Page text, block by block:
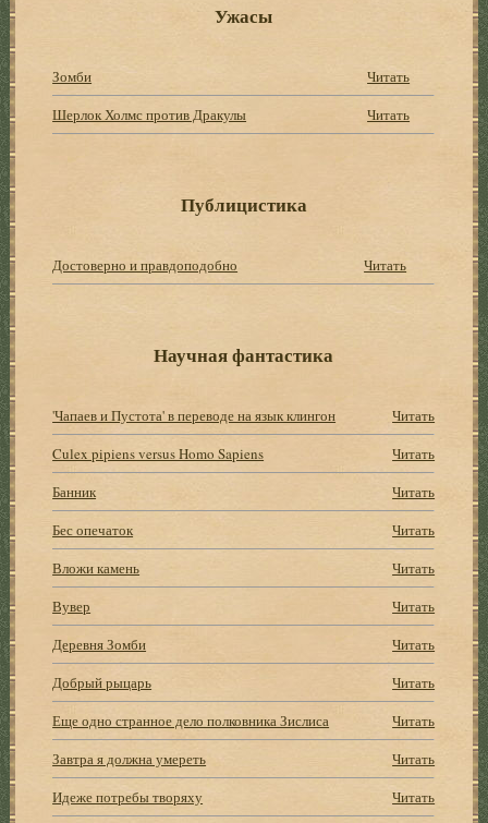
Ужасы
Зомби
Читать
Шерлок Холмс против Дракулы
Читать
Публицистика
Достоверно и правдоподобно Читать
Научная фантастика
'Чапаев и Пустота' в переводе на язык клингон
Читать
Culex pipiens versus Homo Sapiens
Читать
Банник
Читать
Бес опечаток
Читать
Вложи камень
Читать
Вувер
Читать
Деревня Зомби
Читать
Добрый рыцарь
Читать
Еще одно странное дело полковника Зислиса
Читать
Завтра я должна умереть
Читать
Идеже потребы творяху
Читать